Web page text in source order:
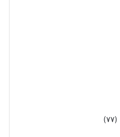
(۷۷)